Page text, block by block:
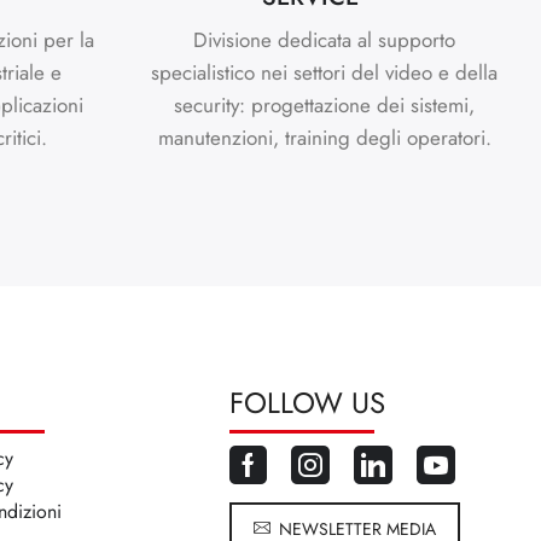
per la
e
Divisione dedicata al supporto
specialistico nei settori del video e della
security: progettazione dei sistemi,
manutenzioni, training degli operatori.
FOLLOW US
NEWSLETTER MEDIA